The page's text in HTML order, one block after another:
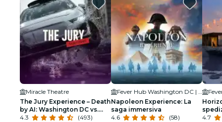
Miracle Theatre
The Jury Experience – Death
by AI: Washington DC vs.
Justice
4.3
(493)
Fever Hub Washington DC | Immersive Experiences
Napoleon Experience: La
saga immersiva
4.6
(58)
4.7